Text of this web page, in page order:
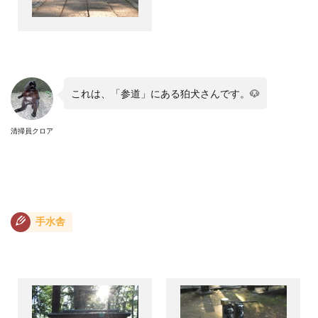
清掃員クロア
これは、「参道」にある狛犬さんです。 🐶
手水舎